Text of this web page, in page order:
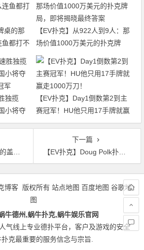
桌的那
鱼都打不
【EV扑克】从922人到9人：那
场价值1000万美元的扑克牌
局，即将揭晓最终答案
独揽
小将夺
军
【EV扑克】Day1倒数第2到主
赛冠军！HU他只用17手牌就赢
走1000万刀！
是“无脑”？
下一篇
【EV扑克】Doug Polk扑克室发生抢劫案，玩家光天化日被抢
博客 版权所有 站点地图 百度地图 谷歌地
图
牛德州,蜗牛扑克,蜗牛娱乐官网
气线上专业德扑平台，客户及游戏的安全
克最重要的服务信念与宗旨.